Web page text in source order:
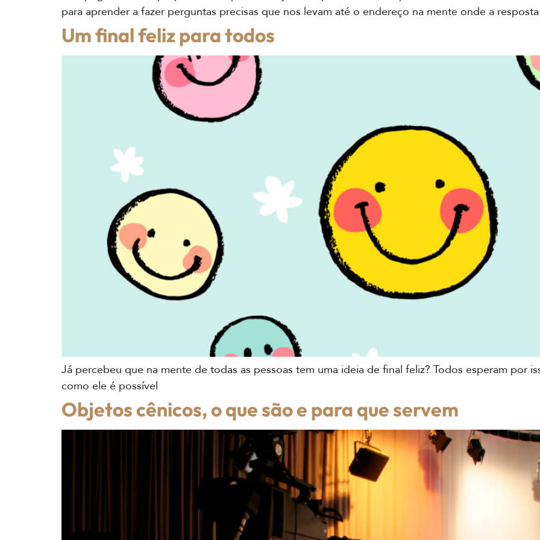
para aprender a fazer perguntas precisas que nos levam até o endereço na mente onde a
Um final feliz para todos
Já percebeu que na mente de todas as pessoas tem uma ideia de final feliz? Todos esperam por
como ele é possível
Objetos cênicos, o que são e para que servem